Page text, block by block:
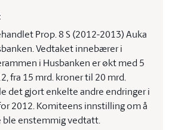
Prop. 8 S (2012-2013) Auka
Vedtaket innebærer i
i Husbanken er økt med 5
fra 15 mrd. kroner til 20 mrd.
det gjort enkelte andre endringer i
2012. Komiteens innstilling om å
ble enstemmig vedtatt.